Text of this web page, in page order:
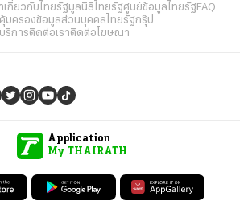
เกี่ยวกับไทยรัฐมูลนิธิไทยรัฐศูนย์ข้อมูลไทยรัฐFAQ
มครองข้อมูลส่วนบุคคลไทยรัฐกรุ๊ป
ริการติดต่อเราติดต่อโฆษณา
Application
My THAIRATH